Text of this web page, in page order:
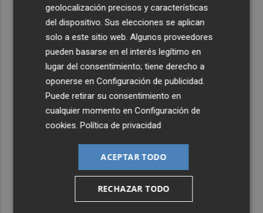
cima del cine: un documental recupera la voz y la mirada
del actor
geolocalización precisos y características
del dispositivo. Sus elecciones se aplican
solo a este sitio web. Algunos proveedores
pueden basarse en el interés legítimo en
lugar del consentimiento; tiene derecho a
oponerse enConfiguración de publicidad.
Puede retirar su consentimiento en
cualquier momento enConfiguración de
cookies.Política de privacidad
ACEPTAR TODO
RECHAZAR TODO